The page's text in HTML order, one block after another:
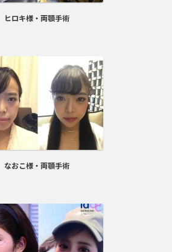
ヒロキ様・両顎手術
なおこ様・両顎手術